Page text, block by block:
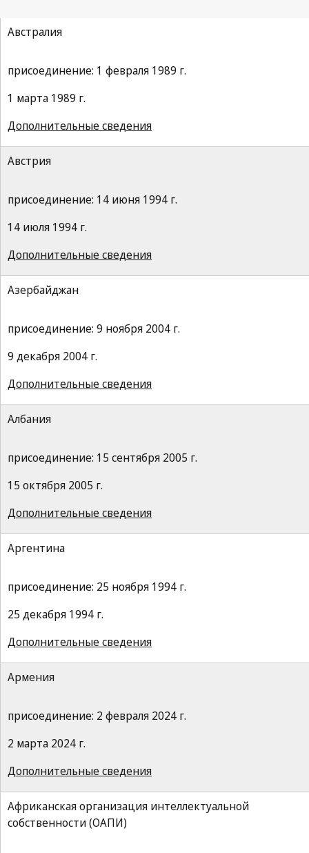
Австралия
присоединение: 1 февраля 1989 г.
1 марта 1989 г.
Дополнительные сведения
Австрия
присоединение: 14 июня 1994 г.
14 июля 1994 г.
Дополнительные сведения
Азербайджан
присоединение: 9 ноября 2004 г.
9 декабря 2004 г.
Дополнительные сведения
Албания
присоединение: 15 сентября 2005 г.
15 октября 2005 г.
Дополнительные сведения
Аргентина
присоединение: 25 ноября 1994 г.
25 декабря 1994 г.
Дополнительные сведения
Армения
присоединение: 2 февраля 2024 г.
2 марта 2024 г.
Дополнительные сведения
Африканская организация интеллектуальной
собственности (ОАПИ)